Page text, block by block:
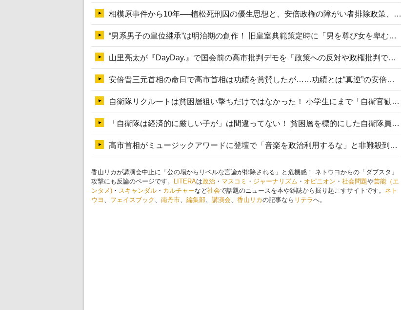
相模原事件から10年──植松死刑囚の優生思想と、安倍政権の障がい者排除政策、右派勢力の差別主義との関係を改めて問う
“男系男子の皇位継承”は明治期の創作！ 旧皇室典範策定時に「男を尊び女を卑むの慣習、人民の脳髄」とトンデモ論で女性天皇を否定
山里亮太が『DayDay.』で国会前の高市批判デモを「政策への反対や政権批判でない」と捻じ曲げ解説 デモ参加者から批判殺到
安倍晋三元首相の命日で高市首相は功績を賞賛したが……功績とは“真逆”の安倍元首相のトンデモ発言を振り返る
自衛隊リクルートは貧困層狙い撃ちだけではなかった！ 小学生にまで「自衛官勧誘」目的のパンフレット作成
「自衛隊は経済的に厳しい子が」は間違ってない！ 貧困層を標的にした自衛隊員募集、やす子、山上被告も…日本でも進む“経済的徴兵制”
高市首相がミュージックアワードに登壇で「音楽を政治利用するな」と非難殺到！ MAJの国策的本質を批判する声も
香山リカが講演会中止に「公の場からリベルな言論が排除される」と危機感！ ネトウヨからの「ダブスタ」
攻撃にも反論のページです。
LITERAは政治 ・ マスコミ ・ ジャーナリズム ・ オピニオン ・ 社会問題や芸能（エ
ンタメ) ・ スキャンダル ・ カルチャーなど社会で話題のニュースを本や雑誌から掘り起こすサイトです。 ネト
ウヨ 、 フェイスブック 、 南丹市、 編集部、 講演会、 香山リカの記事なら リテラへ。